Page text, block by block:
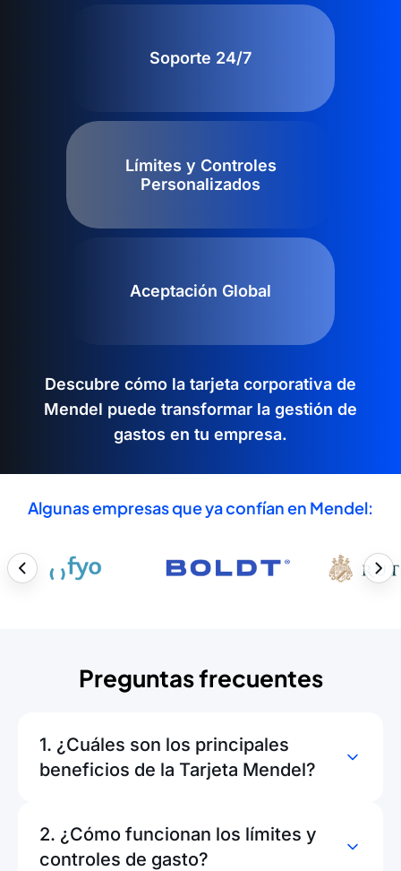
Soporte 24/7
Límites y Controles
Personalizados
Aceptación Global
Descubre cómo la tarjeta corporativa de
Mendel puede transformar la gestión de
gastos en tu empresa.
Algunas empresas que ya confían en Mendel:
Preguntas frecuentes
1. ¿Cuáles son los principales
beneficios de la Tarjeta Mendel?
2. ¿Cómo funcionan los límites y
controles de gasto?